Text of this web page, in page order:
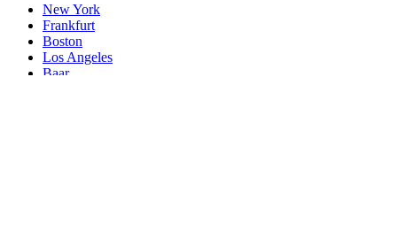
New York
Frankfurt
Boston
Los Angeles
Baar